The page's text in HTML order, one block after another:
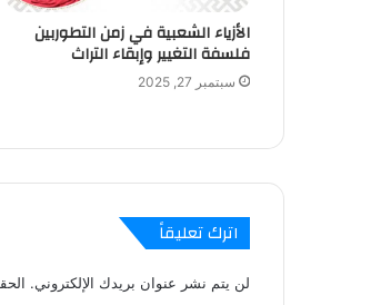
الأزياء الشعبية في زمن التطوربين
فلسفة التغيير وإبقاء التراث
سبتمبر 27, 2025
اترك تعليقاً
لن يتم نشر عنوان بريدك الإلكتروني.